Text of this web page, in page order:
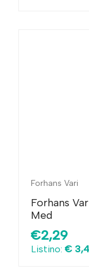
Forhans Vari
Forhans
Med
€2,29
Listino: €